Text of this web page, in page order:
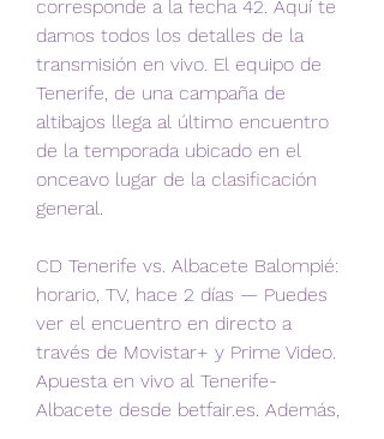
corresponde a la fecha 42. Aquí te
damos todos los detalles de la
transmisión en vivo. El equipo de
Tenerife, de una campaña de
altibajos llega al último encuentro
de la temporada ubicado en el
onceavo lugar de la clasificación
general.
CD Tenerife vs. Albacete Balompié:
horario, TV, hace 2 días — Puedes
ver el encuentro en directo a
través de Movistar+ y Prime Video.
Apuesta en vivo al Tenerife-
Albacete desde betfair.es. Además,